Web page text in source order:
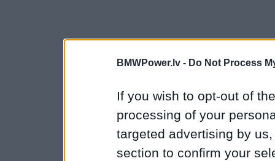
BMWPower.lv - Do Not Process
If you wish to opt-out of
processing of your
targeted advertising by
section to confirm your